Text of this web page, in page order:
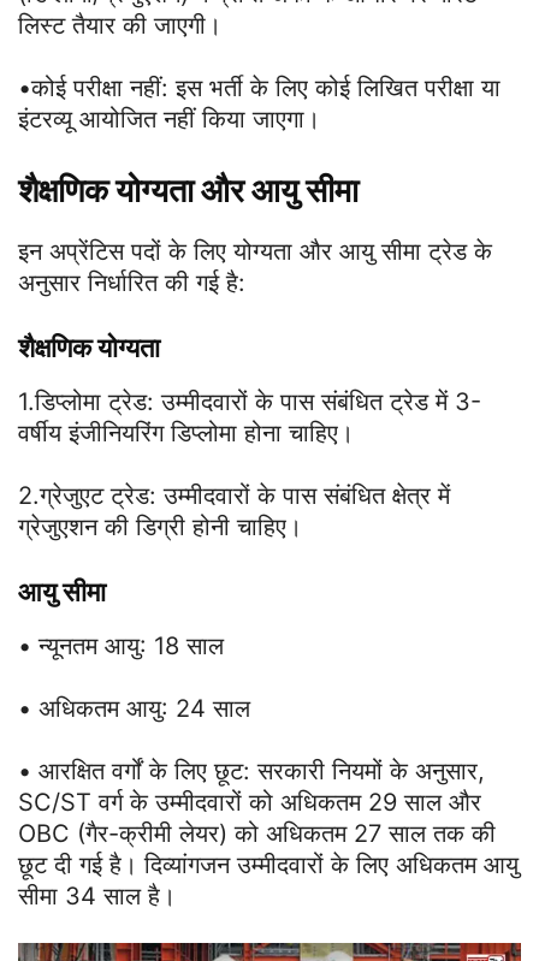
लिस्ट तैयार की जाएगी।
•कोई परीक्षा नहीं: इस भर्ती के लिए कोई लिखित परीक्षा या
इंटरव्यू आयोजित नहीं किया जाएगा।
शैक्षणिक योग्यता और आयु सीमा
इन अप्रेंटिस पदों के लिए योग्यता और आयु सीमा ट्रेड के
अनुसार निर्धारित की गई है:
शैक्षणिक योग्यता
1.डिप्लोमा ट्रेड: उम्मीदवारों के पास संबंधित ट्रेड में 3-
वर्षीय इंजीनियरिंग डिप्लोमा होना चाहिए।
2.ग्रेजुएट ट्रेड: उम्मीदवारों के पास संबंधित क्षेत्र में
ग्रेजुएशन की डिग्री होनी चाहिए।
आयु सीमा
• न्यूनतम आयु: 18 साल
• अधिकतम आयु: 24 साल
• आरक्षित वर्गों के लिए छूट: सरकारी नियमों के अनुसार,
SC/ST वर्ग के उम्मीदवारों को अधिकतम 29 साल और
OBC (गैर-क्रीमी लेयर) को अधिकतम 27 साल तक की
छूट दी गई है। दिव्यांगजन उम्मीदवारों के लिए अधिकतम आयु
सीमा 34 साल है।